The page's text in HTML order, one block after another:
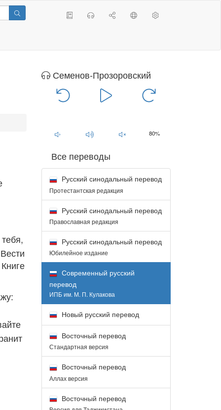
Семенов-Прозоровский
80%
Все переводы
Русский синодальный перевод
Протестантская редакция
Русский синодальный перевод
Православная редакция
Русский синодальный перевод
Юбилейное издание
Современный русский
перевод
ИПБ им. М. П. Кулакова
Новый русский перевод
Восточный перевод
Стандартная версия
Восточный перевод
Аллах версия
Восточный перевод